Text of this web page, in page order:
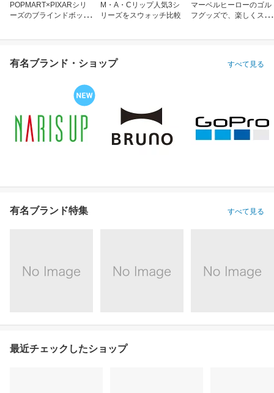
POPMART×PIXARシリ
ーズのブラインドボック
M・A・Cリップ人気3シ
リーズをスウォッチ比較
マーベルヒーローのゴル
フグッズで、楽しくスコ
有名ブランド・ショップ すべて見る
有名ブランド特集 すべて見る
最近チェックしたショップ